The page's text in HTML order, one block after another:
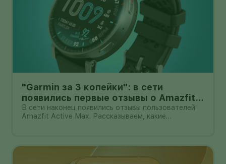
"Garmin за 3 копейки": в сети
появились первые отзывы о Amazfit
Active Max с оффлайн-картами
В сети наконец появились отзывы пользователей
Amazfit Active Max. Рассказываем, какие